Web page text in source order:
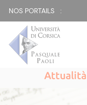
NOS PORTAILS :